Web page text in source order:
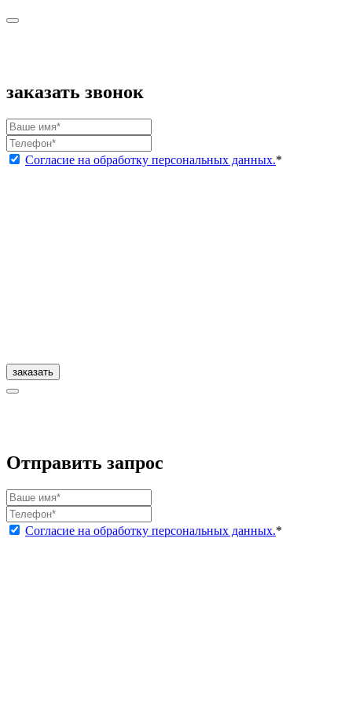
заказать звонок
Согласие на обработку персональных данных.*
заказать
Отправить запрос
Согласие на обработку персональных данных.*